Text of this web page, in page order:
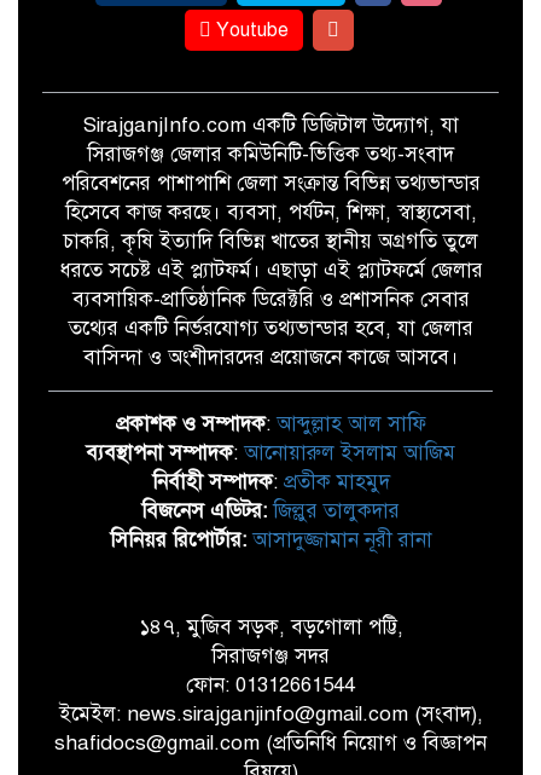
Youtube
SirajganjInfo.com একটি ডিজিটাল উদ্যোগ, যা
সিরাজগঞ্জ জেলার কমিউনিটি-ভিত্তিক তথ্য-সংবাদ
পরিবেশনের পাশাপাশি জেলা সংক্রান্ত বিভিন্ন তথ্যভান্ডার
হিসেবে কাজ করছে। ব্যবসা, পর্যটন, শিক্ষা, স্বাস্থ্যসেবা,
চাকরি, কৃষি ইত্যাদি বিভিন্ন খাতের স্থানীয় অগ্রগতি তুলে
ধরতে সচেষ্ট এই প্ল্যাটফর্ম। এছাড়া এই প্ল্যাটফর্মে জেলার
ব্যবসায়িক-প্রাতিষ্ঠানিক ডিরেক্টরি ও প্রশাসনিক সেবার
তথ্যের একটি নির্ভরযোগ্য তথ্যভান্ডার হবে, যা জেলার
বাসিন্দা ও অংশীদারদের প্রয়োজনে কাজে আসবে।
প্রকাশক ও সম্পাদক:আব্দুল্লাহ আল সাফি
ব্যবস্থাপনা সম্পাদক:আনোয়ারুল ইসলাম আজিম
নির্বাহী সম্পাদক: প্রতীক মাহমুদ
বিজনেস এডিটর: জিল্লুর তালুকদার
সিনিয়র রিপোর্টার: আসাদুজ্জামান নূরী রানা
১৪৭, মুজিব সড়ক, বড়গোলা পট্টি,
সিরাজগঞ্জ সদর
ফোন: 01312661544
ইমেইল: news.sirajganjinfo@gmail.com (সংবাদ),
shafidocs@gmail.com (প্রতিনিধি নিয়োগ ও বিজ্ঞাপন